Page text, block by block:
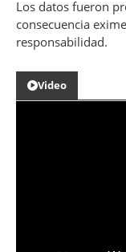
Los datos fueron
consecuencia
responsabilidad.
Video